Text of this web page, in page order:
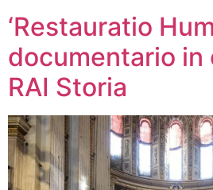
‘Restauratio
documentario in
RAI Storia